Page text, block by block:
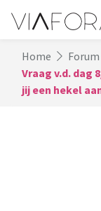
Home Forum
Vraag v.d. dag
jij een hekel